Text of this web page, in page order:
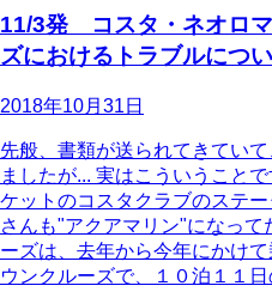
11/3発 コスタ・ネオロ
ズにおけるトラブルにつ
2018年10月31日
先般、書類が送られてきてい
ましたが... 実はこういうこと
ケットのコスタクラブのステ
さんも"アクアマリン"になっ
ーズは、去年から今年にかけ
ウンクルーズで、１０泊１１